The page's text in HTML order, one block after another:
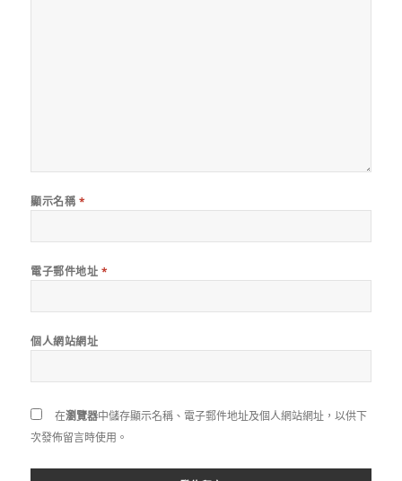
顯示名稱 *
電子郵件地址 *
個人網站網址
在瀏覽器中儲存顯示名稱、電子郵件地址及個人網站網址，以供下
次發佈留言時使用。